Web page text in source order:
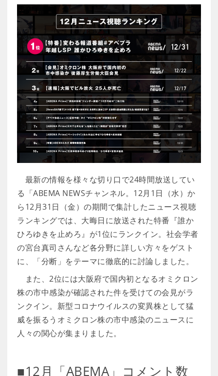
最新の情報を様々な切り口で24時間放送してい
る「ABEMA NEWSチャンネル。12月1日（水）か
ら12月31日（金）の期間で集計したニュース視聴
ランキングでは、大晦日に放送された特番『誰か
ひろゆきを止めろ』が1位にランクイン。社会学者
の宮台真司さんなど各分野に詳しい方々をゲスト
に、「分断」をテーマに徹底的に討論しました。
また、2位には大阪府で国内初となるオミクロン
株の市中感染が確認された件を受けての会見がラ
ンクイン。新型コロナウイルスの変異株として猛
威を振るうオミクロン株の市中感染のニュースに
人々の関心が集まりました。
■12月「ABEMA」コメント数